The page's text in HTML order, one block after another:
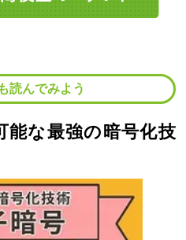
読んでみよう
能な最強の暗号化技